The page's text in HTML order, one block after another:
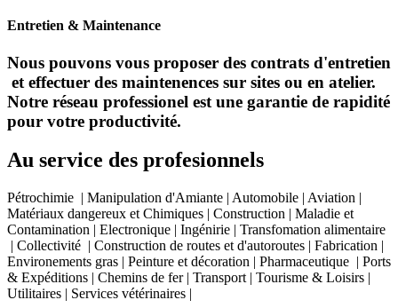
Entretien & Maintenance
Nous pouvons vous proposer des contrats d'entretien
et effectuer des maintenences sur sites ou en atelier.
Notre réseau professionel est une garantie de rapidité
pour votre productivité.
Au service des profesionnels
Pétrochimie | Manipulation d'Amiante | Automobile | Aviation |
Matériaux dangereux et Chimiques | Construction | Maladie et
Contamination | Electronique | Ingénirie | Transfomation alimentaire
| Collectivité | Construction de routes et d'autoroutes | Fabrication |
Environements gras | Peinture et décoration | Pharmaceutique | Ports
& Expéditions | Chemins de fer | Transport | Tourisme & Loisirs |
Utilitaires | Services vétérinaires |